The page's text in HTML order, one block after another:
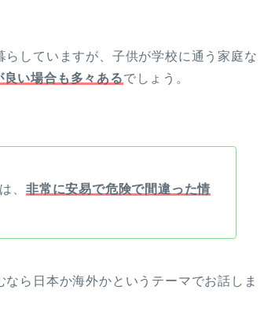
していますが、子供が学校に通う家庭な
い場合も多々あるでしょう。
、 非常に安易で危険で間違った情
ら日本か海外かというテーマでお話しま